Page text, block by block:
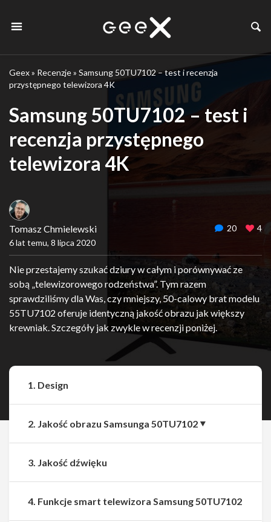
Geex» Recenzje» Samsung 50TU7102 – test i recenzja
przystępnego telewizora 4K
Samsung 50TU7102 – test i
recenzja przystępnego
telewizora 4K
Tomasz Chmielewski
6 lat temu, 8 lipca 2020
20 4
Nie przestajemy szukać dziury w całym i porównywać ze
sobą „telewizorowego rodzeństwa”. Tym razem
sprawdziliśmy dla Was, czy mniejszy, 50-calowy brat modelu
55TU7102 oferuje identyczną jakość obrazu jak większy
krewniak. Szczegóły jak zwykle w recenzji poniżej.
1. Design
2. Jakość obrazu Samsunga 50TU7102
3. Jakość dźwięku
4. Funkcje smart telewizora Samsung 50TU7102